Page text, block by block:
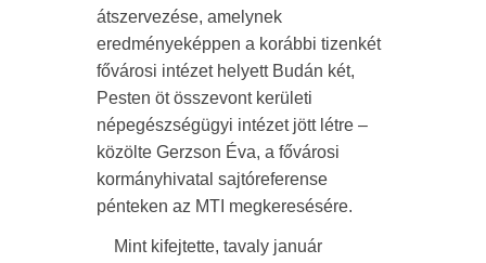
átszervezése, amelynek
eredményeképpen a korábbi tizenkét
fővárosi intézet helyett Budán két,
Pesten öt összevont kerületi
népegészségügyi intézet jött létre –
közölte Gerzson Éva, a fővárosi
kormányhivatal sajtóreferense
pénteken az MTI megkeresésére.
Mint kifejtette, tavaly január